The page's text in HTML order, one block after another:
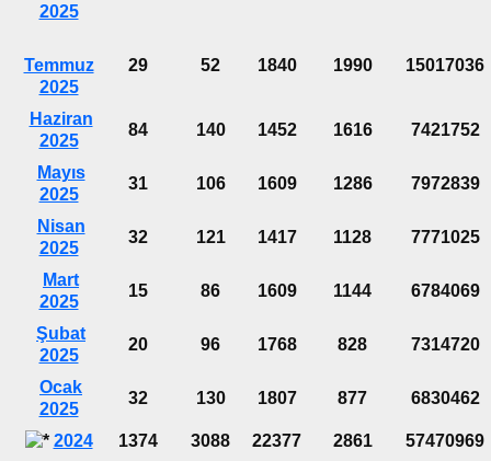
2025
Temmuz
2025
29 52 1840 1990 15017036
Haziran
2025
84 140 1452 1616 7421752
Mayıs
2025
31 106 1609 1286 7972839
Nisan
2025
32 121 1417 1128 7771025
Mart
2025
15 86 1609 1144 6784069
Şubat
2025
20 96 1768 828 7314720
Ocak
2025
32 130 1807 877 6830462
2024 1374 3088 22377 2861
57470969